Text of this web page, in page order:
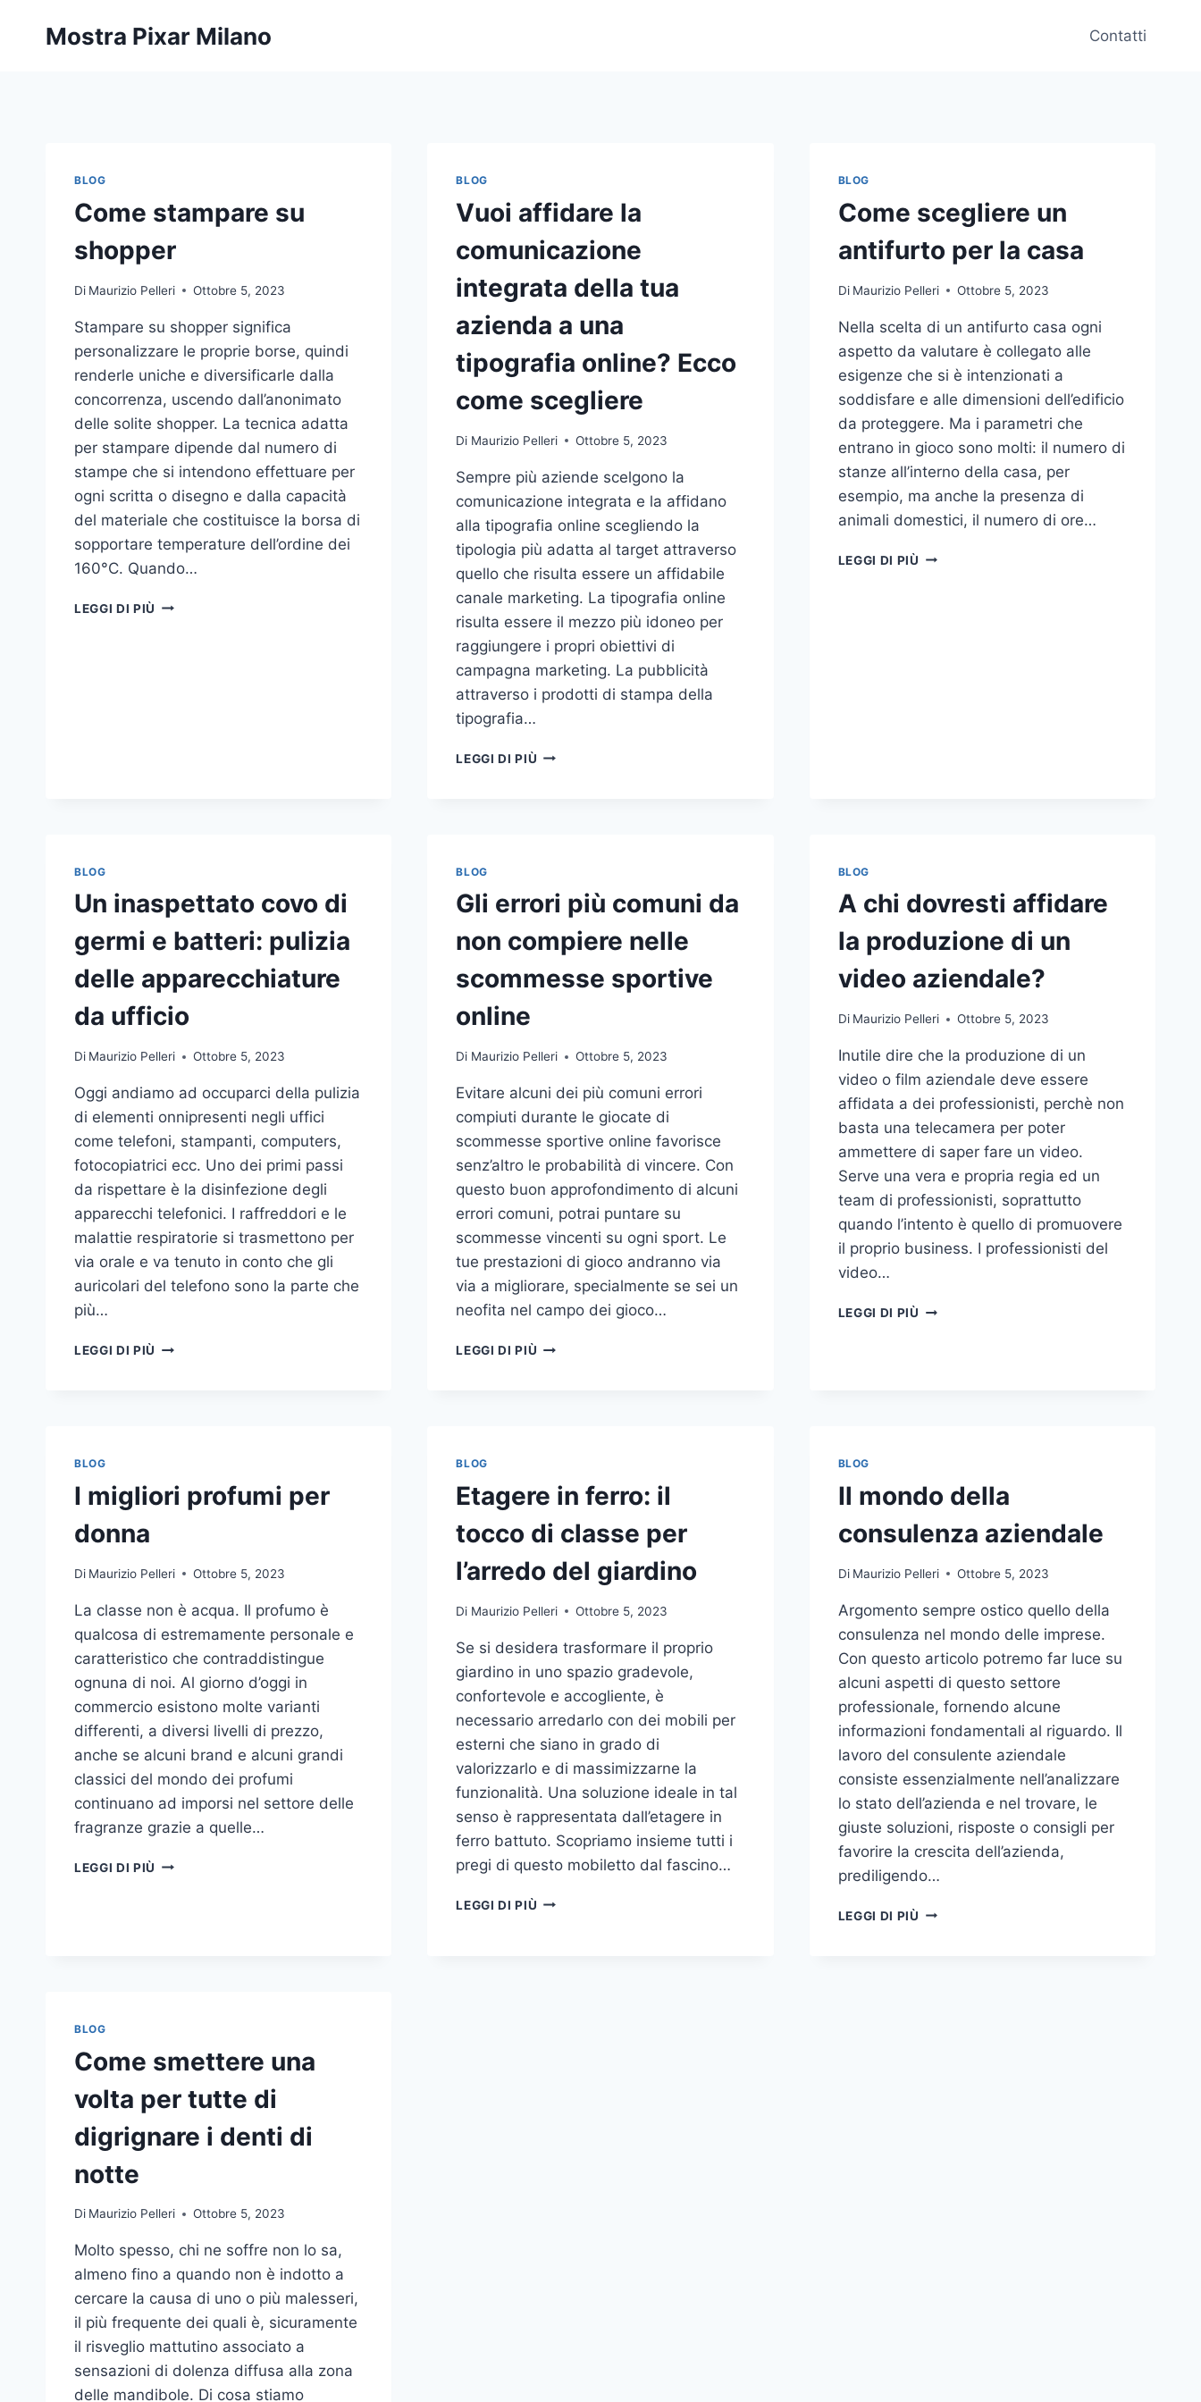
Mostra Pixar Milano Contatti
BLOG
Come stampare su
shopper
Di Maurizio Pelleri Ottobre 5, 2023
Stampare su shopper significa
personalizzare le proprie borse, quindi
renderle uniche e diversificarle dalla
concorrenza, uscendo dall’anonimato
delle solite shopper. La tecnica adatta
per stampare dipende dal numero di
stampe che si intendono effettuare per
ogni scritta o disegno e dalla capacità
del materiale che costituisce la borsa di
sopportare temperature dell’ordine dei
160°C. Quando…
LEGGI DI PIÙ COME
BLOG
Vuoi affidare la
comunicazione
integrata della tua
azienda a una
tipografia online? Ecco
come scegliere
Di Maurizio Pelleri Ottobre 5, 2023
Sempre più aziende scelgono la
comunicazione integrata e la affidano
alla tipografia online scegliendo la
tipologia più adatta al target attraverso
quello che risulta essere un affidabile
canale marketing. La tipografia online
risulta essere il mezzo più idoneo per
raggiungere i propri obiettivi di
campagna marketing. La pubblicità
attraverso i prodotti di stampa della
tipografia…
LEGGI DI PIÙ VUOI
A
TIPOGRAFIA
ONLINE?
ECCO
BLOG
Come scegliere un
antifurto per la casa
Di Maurizio Pelleri Ottobre 5, 2023
Nella scelta di un antifurto casa ogni
aspetto da valutare è collegato alle
esigenze che si è intenzionati a
soddisfare e alle dimensioni dell’edificio
da proteggere. Ma i parametri che
entrano in gioco sono molti: il numero di
stanze all’interno della casa, per
esempio, ma anche la presenza di
animali domestici, il numero di ore…
LEGGI DI PIÙ COME
BLOG
Un inaspettato covo di
germi e batteri: pulizia
delle apparecchiature
da ufficio
Di Maurizio Pelleri Ottobre 5, 2023
Oggi andiamo ad occuparci della pulizia
di elementi onnipresenti negli uffici
come telefoni, stampanti, computers,
fotocopiatrici ecc. Uno dei primi passi
da rispettare è la disinfezione degli
apparecchi telefonici. I raffreddori e le
malattie respiratorie si trasmettono per
via orale e va tenuto in conto che gli
auricolari del telefono sono la parte che
più…
LEGGI DI PIÙ UN
DELLE
APPARECCHIATURE
BLOG
Gli errori più comuni da
non compiere nelle
scommesse sportive
online
Di Maurizio Pelleri Ottobre 5, 2023
Evitare alcuni dei più comuni errori
compiuti durante le giocate di
scommesse sportive online favorisce
senz’altro le probabilità di vincere. Con
questo buon approfondimento di alcuni
errori comuni, potrai puntare su
scommesse vincenti su ogni sport. Le
tue prestazioni di gioco andranno via
via a migliorare, specialmente se sei un
neofita nel campo dei gioco…
LEGGI DI PIÙ GLI
SCOMMESSE
ONLINE
BLOG
A chi dovresti affidare
la produzione di un
video aziendale?
Di Maurizio Pelleri Ottobre 5, 2023
Inutile dire che la produzione di un
video o film aziendale deve essere
affidata a dei professionisti, perchè non
basta una telecamera per poter
ammettere di saper fare un video.
Serve una vera e propria regia ed un
team di professionisti, soprattutto
quando l’intento è quello di promuovere
il proprio business. I professionisti del
video…
LEGGI DI PIÙ
BLOG
I migliori profumi per
donna
Di Maurizio Pelleri Ottobre 5, 2023
La classe non è acqua. Il profumo è
qualcosa di estremamente personale e
caratteristico che contraddistingue
ognuna di noi. Al giorno d’oggi in
commercio esistono molte varianti
differenti, a diversi livelli di prezzo,
anche se alcuni brand e alcuni grandi
classici del mondo dei profumi
continuano ad imporsi nel settore delle
fragranze grazie a quelle…
LEGGI DI PIÙ
BLOG
Etagere in ferro: il
tocco di classe per
l’arredo del giardino
Di Maurizio Pelleri Ottobre 5, 2023
Se si desidera trasformare il proprio
giardino in uno spazio gradevole,
confortevole e accogliente, è
necessario arredarlo con dei mobili per
esterni che siano in grado di
valorizzarlo e di massimizzarne la
funzionalità. Una soluzione ideale in tal
senso è rappresentata dall’etagere in
ferro battuto. Scopriamo insieme tutti i
pregi di questo mobiletto dal fascino…
LEGGI DI PIÙ ETAGERE
BLOG
Il mondo della
consulenza aziendale
Di Maurizio Pelleri Ottobre 5, 2023
Argomento sempre ostico quello della
consulenza nel mondo delle imprese.
Con questo articolo potremo far luce su
alcuni aspetti di questo settore
professionale, fornendo alcune
informazioni fondamentali al riguardo. Il
lavoro del consulente aziendale
consiste essenzialmente nell’analizzare
lo stato dell’azienda e nel trovare, le
giuste soluzioni, risposte o consigli per
favorire la crescita dell’azienda,
prediligendo…
LEGGI DI PIÙ IL
BLOG
Come smettere una
volta per tutte di
digrignare i denti di
notte
Di Maurizio Pelleri Ottobre 5, 2023
Molto spesso, chi ne soffre non lo sa,
almeno fino a quando non è indotto a
cercare la causa di uno o più malesseri,
il più frequente dei quali è, sicuramente
il risveglio mattutino associato a
sensazioni di dolenza diffusa alla zona
delle mandibole. Di cosa stiamo